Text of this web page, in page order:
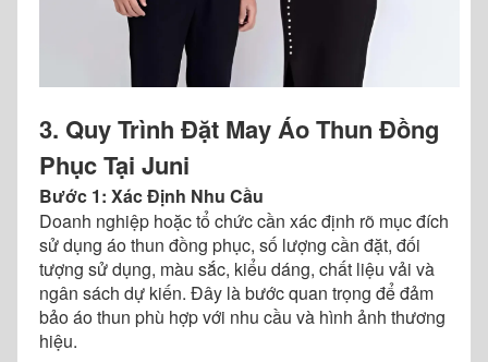
3. Quy Trình Đặt May Áo Thun Đồng
Phục Tại Juni
Bước 1: Xác Định Nhu Cầu
Doanh nghiệp hoặc tổ chức cần xác định rõ mục đích
sử dụng áo thun đồng phục, số lượng cần đặt, đối
tượng sử dụng, màu sắc, kiểu dáng, chất liệu vải và
ngân sách dự kiến. Đây là bước quan trọng để đảm
bảo áo thun phù hợp với nhu cầu và hình ảnh thương
hiệu.